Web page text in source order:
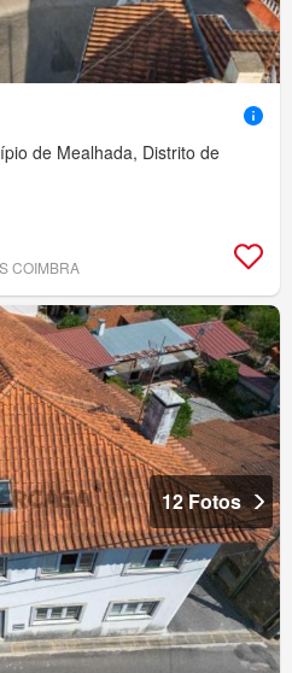
de Mealhada, Distrito de
COIMBRA
12 Fotos